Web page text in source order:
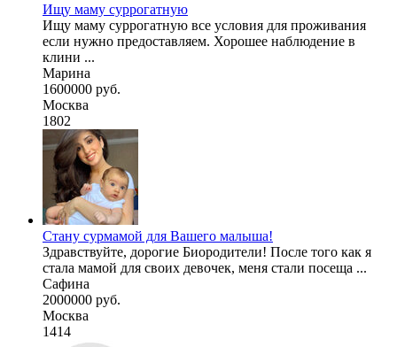
Ищу маму суррогатную
Ищу маму суррогатную все условия для проживания
если нужно предоставляем. Хорошее наблюдение в
клини ...
Марина
1600000 руб.
Москва
1802
Стану сурмамой для Вашего малыша!
Здравствуйте, дорогие Биородители! После того как я
стала мамой для своих девочек, меня стали посеща ...
Сафина
2000000 руб.
Москва
1414